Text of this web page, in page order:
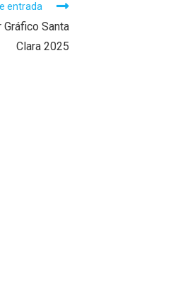
entrada
Santa
Clara 2025